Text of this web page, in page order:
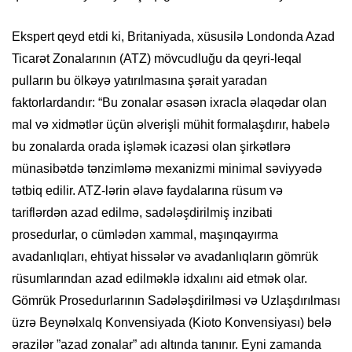
Ekspert qeyd etdi ki, Britaniyada, xüsusilə Londonda Azad
Ticarət Zonalarının (ATZ) mövcudluğu da qeyri-leqal
pulların bu ölkəyə yatırılmasına şərait yaradan
faktorlardandır: “Bu zonalar əsasən ixracla əlaqədar olan
mal və xidmətlər üçün əlverişli mühit formalaşdırır, habelə
bu zonalarda orada işləmək icazəsi olan şirkətlərə
münasibətdə tənzimləmə mexanizmi minimal səviyyədə
tətbiq edilir. ATZ-lərin əlavə faydalarına rüsum və
tariflərdən azad edilmə, sadələşdirilmiş inzibati
prosedurlar, o cümlədən xammal, maşınqayırma
avadanlıqları, ehtiyat hissələr və avadanlıqların gömrük
rüsumlarından azad edilməklə idxalını aid etmək olar.
Gömrük Prosedurlarının Sadələşdirilməsi və Uzlaşdırılması
üzrə Beynəlxalq Konvensiyada (Kioto Konvensiyası) belə
ərazilər ”azad zonalar” adı altında tanınır. Eyni zamanda